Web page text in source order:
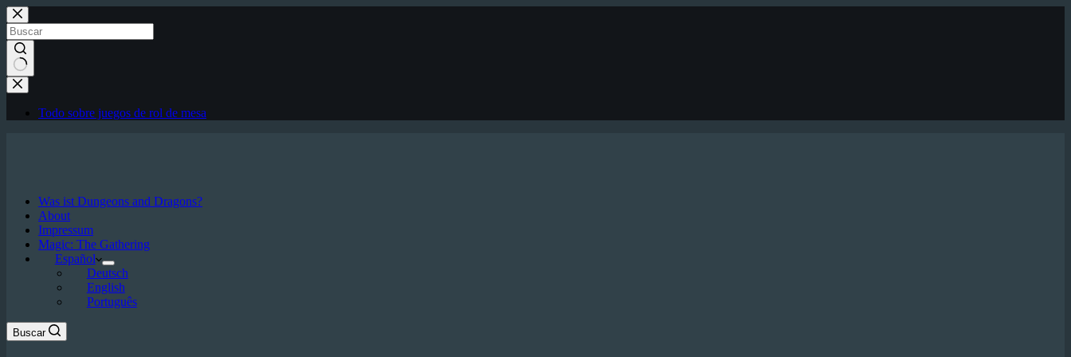
Saltar
al
contenido
Sin
resultados
Todo sobre juegos de rol de mesa
Was ist Dungeons and Dragons?
About
Impressum
Magic: The Gathering
Español
Deutsch
English
Português
Buscar